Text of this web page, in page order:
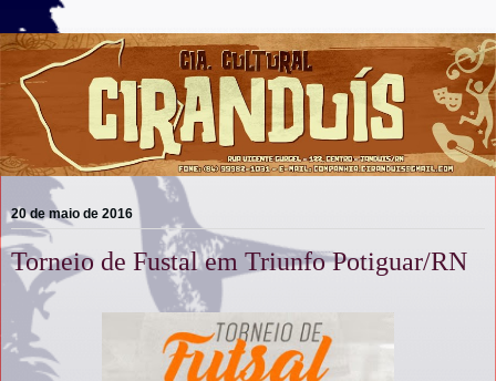
20 de maio de 2016
Torneio de Fustal em Triunfo Potiguar/RN